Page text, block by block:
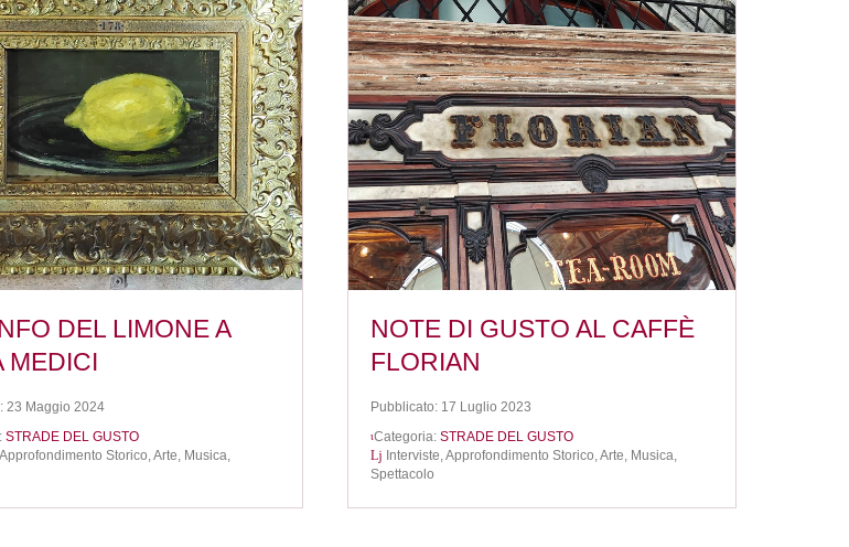
DEL LIMONE A
MEDICI
23 Maggio 2024
STRADE DEL GUSTO
Approfondimento Storico,Arte, Musica,
NOTE DI GUSTO AL CAFFÈ
FLORIAN
Pubblicato: 17 Luglio 2023
Categoria: STRADE DEL GUSTO
Interviste,Approfondimento Storico,Arte, Musica,
Spettacolo